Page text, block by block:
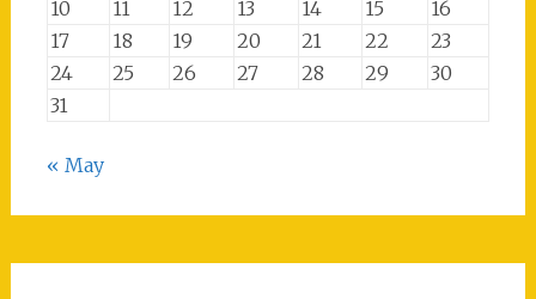
10
11 12 13 14 15
16
17
18 19 20 21 22
23
24
25 26 27 28 29
30
31
« May